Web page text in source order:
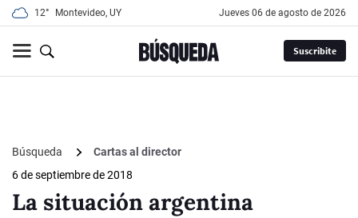
12° Montevideo, UY jueves 06 de agosto de 2026
Suscribite
Búsqueda
Cartas al director
6 de septiembre de 2018
La situación argentina